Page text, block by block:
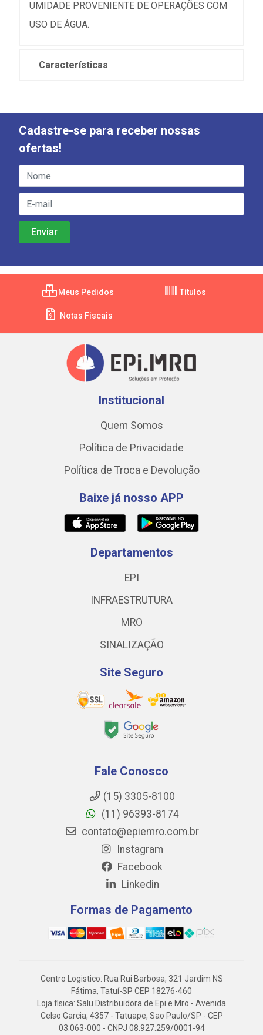
UMIDADE PROVENIENTE DE OPERAÇÕES COM
USO DE ÁGUA.
Características
Cadastre-se para receber nossas
ofertas!
Meus Pedidos Títulos
Notas Fiscais
Institucional
Quem Somos
Política de Privacidade
Política de Troca e Devolução
Baixe já nosso APP
Departamentos
EPI
INFRAESTRUTURA
MRO
SINALIZAÇÃO
Site Seguro
Fale Conosco
(15) 3305-8100
(11) 96393-8174
contato@epiemro.com.br
Instagram
Facebook
Linkedin
Formas de Pagamento
Centro Logistico: Rua Rui Barbosa, 321 Jardim NS
Fátima, Tatuí-SP CEP 18276-460
Loja fisica: Salu Distribuidora de Epi e Mro - Avenida
Celso Garcia, 4357 - Tatuape, Sao Paulo/SP - CEP
03.063-000 - CNPJ 08.927.259/0001-94